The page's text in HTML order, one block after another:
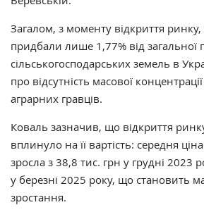
Загалом, з моменту відкриття
придбали лише 1,77% від загальної
сільськогосподарських земель в
про відсутність масової
аграрних гравців.
Коваль зазначив, що відкриття
вплинуло на її вартість: середня
зросла з 38,8 тис. грн у грудні 2023
у березні 2025 року, що становить
зростання.